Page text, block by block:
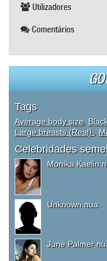
Utilizadores
Comentários
Tags
Average body size,
Large breasts (Real)
Celebridades
Monika Kaelin
Unknown nua
June Palmer